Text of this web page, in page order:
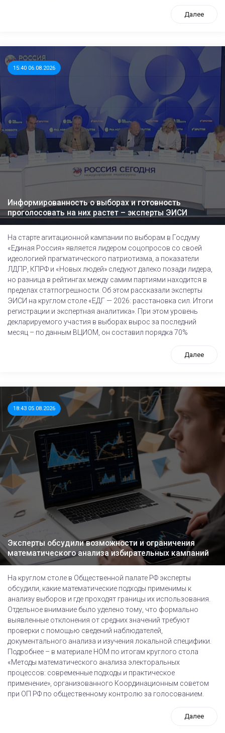
Далее
15:40 06.08.2026
Информированность о выборах и готовность
проголосовать на них растет – эксперты ЭИСИ
На старте агитационной кампании по выборам в Госдуму
«Единая Россия» является лидером соцопросов со своей
идеологией прагматического патриотизма, а показатели
ЛДПР, КПРФ и «Новых людей» следуют далеко позади лидера,
но разница в рейтингах между самим партиями находится в
пределах статпогрешности. Об этом рассказали эксперты
ЭИСИ на круглом столе «ЕДГ — 2026: расстановка сил. Итоги
регистрации и экспертная аналитика». При этом уровень
декларируемого участия в выборах вырос за последний
месяц – по данным ВЦИОМ, он составил порядка 70%
Далее
18:43 05.08.2026
Эксперты обсудили возможности и ограничения
математического анализа избирательных кампаний
На круглом столе в Общественной палате РФ эксперты
обсудили, какие математические подходы применимы к
анализу выборов и где проходят границы их использования.
Отдельное внимание было уделено тому, что формально
выявленные отклонения от средних значений требуют
проверки с помощью сведений наблюдателей,
документального анализа и изучения локальной специфики.
Подробнее – в материале НОМ по итогам круглого стола
«Методы математического анализа электоральных
процессов: современные подходы и практическое
применение», организованного Координационным советом
при ОП РФ по общественному контролю за голосованием.
Далее